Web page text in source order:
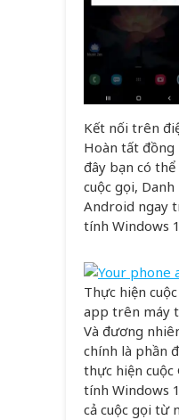
Kết nối trên
Hoàn tất
đây bạn có
cuộc gọi,
Android ngay
tính Windows
Thực hiện
app trên máy
Và đương
chính là phần
thực hiện
tính Windows
cả cuộc gọi từ